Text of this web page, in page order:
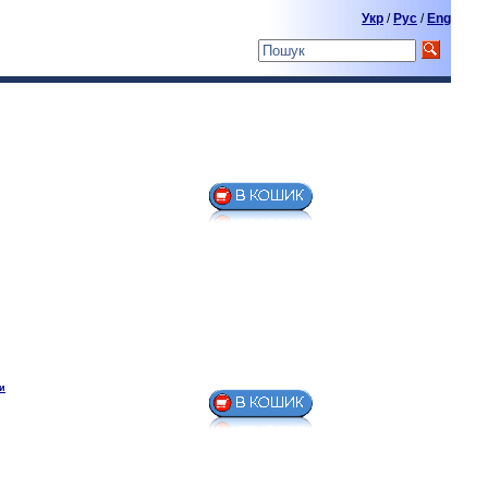
Укр / Pyc / Eng